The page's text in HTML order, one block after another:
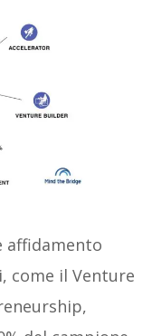
affidamento
come il Venture